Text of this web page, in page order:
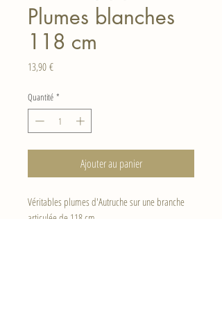
Plumes blanches
118 cm
13,90 €Prix
Quantité *
Ajouter au panier
Véritables plumes d'Autruche sur une branche
articulée de 118 cm.